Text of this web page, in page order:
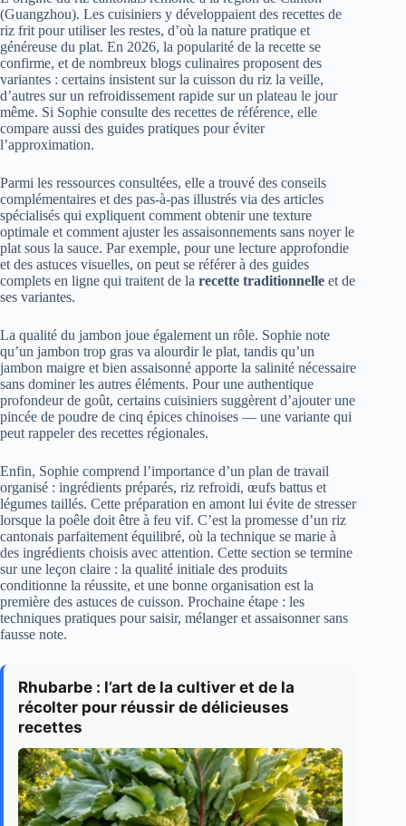
(Guangzhou). Les cuisiniers y développaient des recettes de
riz frit pour utiliser les restes, d’où la nature pratique et
généreuse du plat. En 2026, la popularité de la recette se
confirme, et de nombreux blogs culinaires proposent des
variantes : certains insistent sur la cuisson du riz la veille,
d’autres sur un refroidissement rapide sur un plateau le jour
même. Si Sophie consulte des recettes de référence, elle
compare aussi des guides pratiques pour éviter
l’approximation.
Parmi les ressources consultées, elle a trouvé des conseils
complémentaires et des pas-à-pas illustrés via des articles
spécialisés qui expliquent comment obtenir une texture
optimale et comment ajuster les assaisonnements sans noyer le
plat sous la sauce. Par exemple, pour une lecture approfondie
et des astuces visuelles, on peut se référer à des guides
complets en ligne qui traitent de la recette traditionnelle et de
ses variantes.
La qualité du jambon joue également un rôle. Sophie note
qu’un jambon trop gras va alourdir le plat, tandis qu’un
jambon maigre et bien assaisonné apporte la salinité nécessaire
sans dominer les autres éléments. Pour une authentique
profondeur de goût, certains cuisiniers suggèrent d’ajouter une
pincée de poudre de cinq épices chinoises — une variante qui
peut rappeler des recettes régionales.
Enfin, Sophie comprend l’importance d’un plan de travail
organisé : ingrédients préparés, riz refroidi, œufs battus et
légumes taillés. Cette préparation en amont lui évite de stresser
lorsque la poêle doit être à feu vif. C’est la promesse d’un riz
cantonais parfaitement équilibré, où la technique se marie à
des ingrédients choisis avec attention. Cette section se termine
sur une leçon claire : la qualité initiale des produits
conditionne la réussite, et une bonne organisation est la
première des astuces de cuisson. Prochaine étape : les
techniques pratiques pour saisir, mélanger et assaisonner sans
fausse note.
Rhubarbe : l’art de la cultiver et de la
récolter pour réussir de délicieuses
recettes